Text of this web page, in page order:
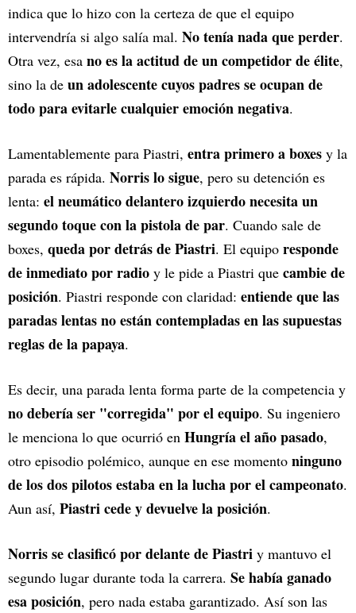
indica que lo hizo con la certeza de que el equipo
intervendría si algo salía mal. No tenía nada que perder.
Otra vez, esa no es la actitud de un competidor de élite,
sino la de un adolescente cuyos padres se ocupan de
todo para evitarle cualquier emoción negativa.
Lamentablemente para Piastri, entra primero a boxes y la
parada es rápida. Norris lo sigue, pero su detención es
lenta: el neumático delantero izquierdo necesita un
segundo toque con la pistola de par. Cuando sale de
boxes, queda por detrás de Piastri. El equipo responde
de inmediato por radio y le pide a Piastri que cambie de
posición. Piastri responde con claridad: entiende que las
paradas lentas no están contempladas en las supuestas
reglas de la papaya.
Es decir, una parada lenta forma parte de la competencia y
no debería ser "corregida" por el equipo. Su ingeniero
le menciona lo que ocurrió en Hungría el año pasado,
otro episodio polémico, aunque en ese momento ninguno
de los dos pilotos estaba en la lucha por el campeonato.
Aun así, Piastri cede y devuelve la posición.
Norris se clasificó por delante de Piastri y mantuvo el
segundo lugar durante toda la carrera. Se había ganado
esa posición, pero nada estaba garantizado. Así son las